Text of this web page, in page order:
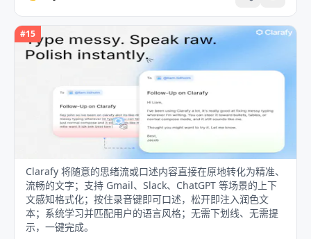
#15
Clarafy 将随意的思绪流或口述内容直接在原地转化为精准、
流畅的文字；支持 Gmail、Slack、ChatGPT 等场景的上下
文感知格式化；按住录音键即可口述，松开即注入润色文
本；系统学习并匹配用户的语言风格；无需下划线、无需提
示，一键完成。